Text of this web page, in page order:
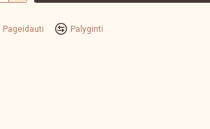
Pageidauti Palyginti